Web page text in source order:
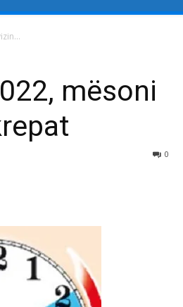
mësoni
0